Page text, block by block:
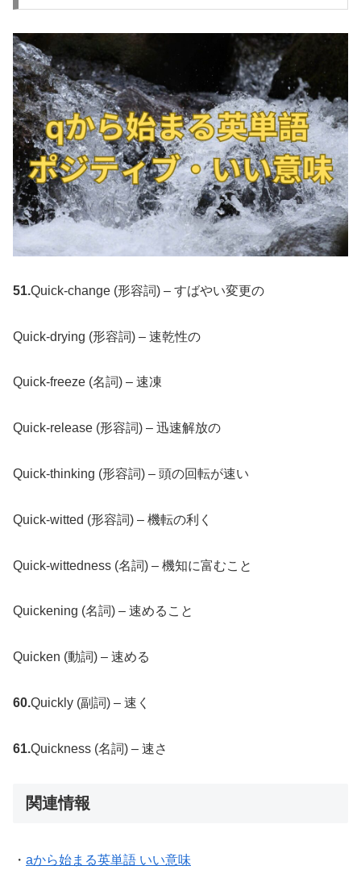
51.Quick-change (形容詞) – すばやい変更の
Quick-drying (形容詞) – 速乾性の
Quick-freeze (名詞) – 速凍
Quick-release (形容詞) – 迅速解放の
Quick-thinking (形容詞) – 頭の回転が速い
Quick-witted (形容詞) – 機転の利く
Quick-wittedness (名詞) – 機知に富むこと
Quickening (名詞) – 速めること
Quicken (動詞) – 速める
60.Quickly (副詞) – 速く
61.Quickness (名詞) – 速さ
関連情報
・ aから始まる英単語 いい意味